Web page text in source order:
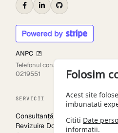
ANPC
Telefonul consumatorului:
0219551
SERVICII
Consultanță Juridică
Revizuire Documente
Folosim
Acest site
imbunatati
Cititi Date
informatii.